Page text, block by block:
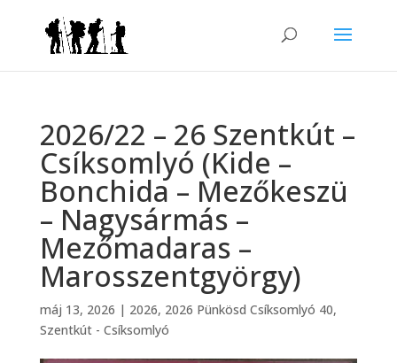
2026/22 – 26 Szentkút –
Csíksomlyó (Kide –
Bonchida – Mezőkeszü
– Nagysármás –
Mezőmadaras –
Marosszentgyörgy)
máj 13, 2026 | 2026, 2026 Pünkösd Csíksomlyó 40,
Szentkút - Csíksomlyó